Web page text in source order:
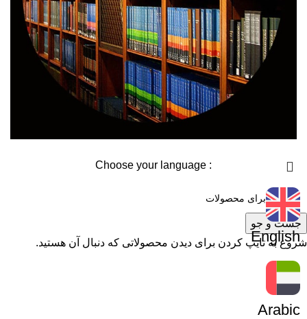
جست و جو
شروع به تایپ کردن برای دیدن محصولاتی که دنبال آن هستید.
: Choose your language
English
Arabic